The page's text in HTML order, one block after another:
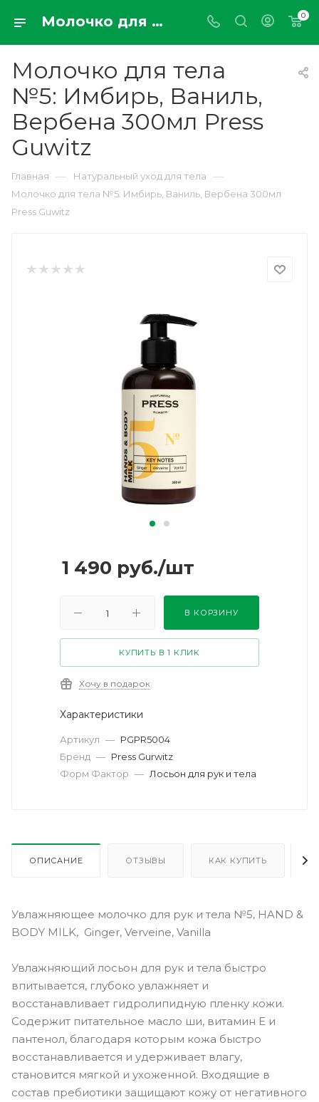
Молочко для тела №5: Имбирь, Ваниль, Вербена 300мл Press Guwitz 0
Молочко для тела
№5: Имбирь, Ваниль,
Вербена 300мл Press
Guwitz
Главная — Натуральный уход для тела —
Молочко для тела №5: Имбирь, Ваниль, Вербена 300мл
Press Guwitz
1 490 руб./шт
В КОРЗИНУ
КУПИТЬ В 1 КЛИК
Хочу в подарок
Характеристики
Артикул — PGPR5004
Бренд — Press Gurwitz
Форм Фактор — Лосьон для рук и тела
ОПИСАНИЕ ОТЗЫВЫ КАК КУПИТЬ
Увлажняющее молочко для рук и тела №5, HAND &
BODY MILK, Ginger, Verveine, Vanilla
Увлажняющий лосьон для рук и тела быстро
впитывается, глубоко увлажняет и
восстанавливает гидролипидную пленку кожи.
Содержит питательное масло ши, витамин Е и
пантенол, благодаря которым кожа быстро
восстанавливается и удерживает влагу,
становится мягкой и ухоженной. Входящие в
состав пребиотики защищают кожу от негативного